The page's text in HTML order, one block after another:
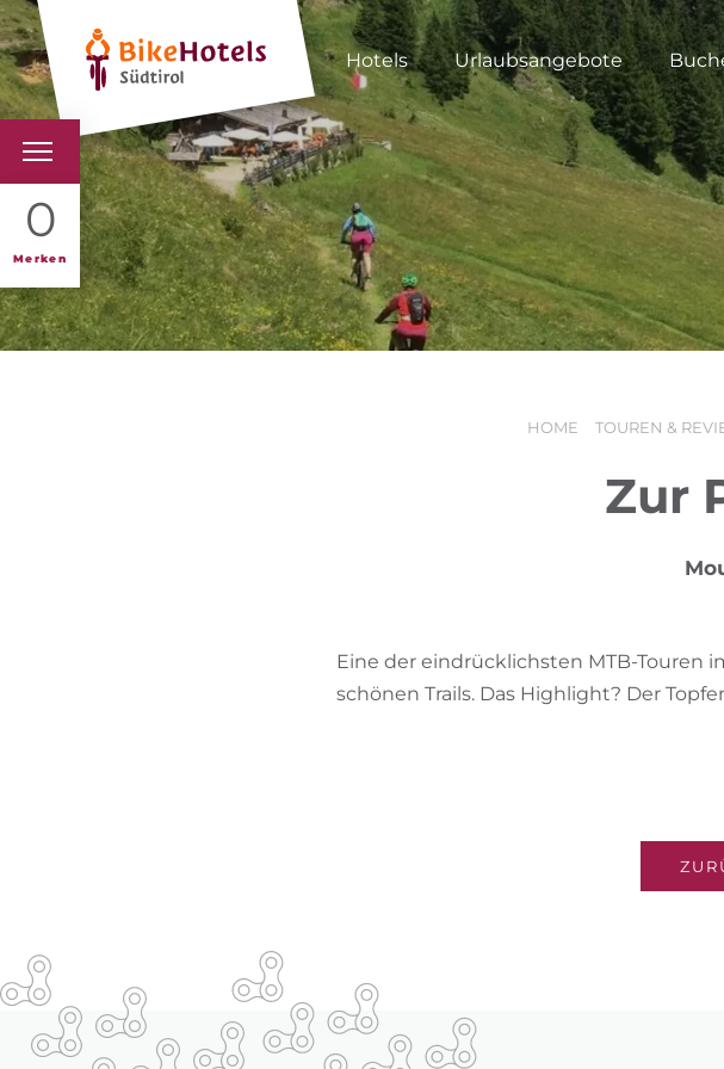
Hotels Urlaubsangebote
0
Merken
BIKEHOTELS
HOTELS & PAKETE
TOUREN & REVIERE
HOME TOUREN &
Zur
Eine der eindrücklichsten MTB-Touren
schönen Trails. Das Highlight? Der